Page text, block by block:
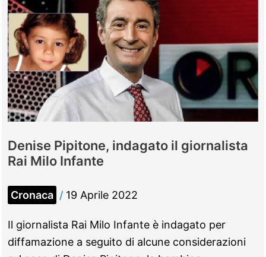
Denise Pipitone, indagato il giornalista
Rai Milo Infante
Cronaca / 19 Aprile 2022
Il giornalista Rai Milo Infante è indagato per
diffamazione a seguito di alcune considerazioni